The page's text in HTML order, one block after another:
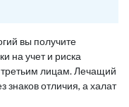
вы получите
на учет и риска
лицам. Лечащий
знаков отличия, а халат